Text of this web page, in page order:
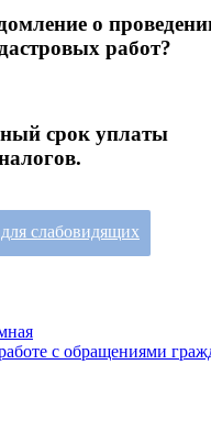
о
работ?
срок уплаты
слабовидящих
с обращениями